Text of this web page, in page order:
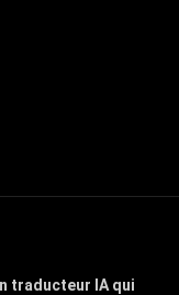
traducteur IA qui